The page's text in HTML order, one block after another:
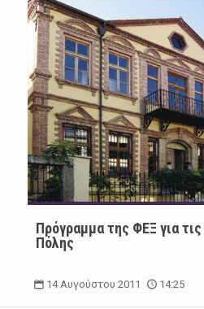
Πρόγραμμα της ΦΕΞ για τις
Πόλης
14 Αυγούστου 2011 14:25